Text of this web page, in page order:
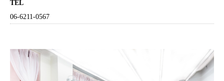
TEL
06-6211-0567